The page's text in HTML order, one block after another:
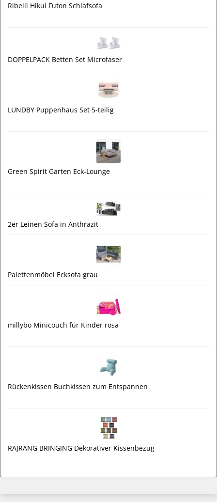
Ribelli Hikui Futon Schlafsofa
DOPPELPACK Betten Set Microfaser
LUNDBY Puppenhaus Set 5-teilig
Green Spirit Garten Eck-Lounge
2er Leinen Sofa in Anthrazit
Palettenmöbel Ecksofa grau
millybo Minicouch für Kinder rosa
Rückenkissen Buchkissen zum Entspannen
RAJRANG BRINGING Dekorativer Kissenbezug